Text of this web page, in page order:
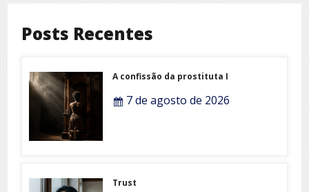
Posts Recentes
A confissão da prostituta I
7 de agosto de 2026
Trust